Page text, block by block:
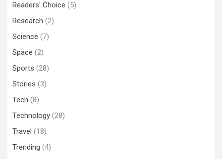
Readers' Choice (5)
Research (2)
Science (7)
Space (2)
Sports (28)
Stories (3)
Tech (8)
Technology (28)
Travel (18)
Trending (4)